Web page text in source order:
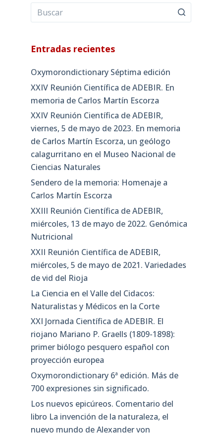
Entradas recientes
Oxymorondictionary Séptima edición
XXIV Reunión Científica de ADEBIR. En
memoria de Carlos Martín Escorza
XXIV Reunión Científica de ADEBIR,
viernes, 5 de mayo de 2023. En memoria
de Carlos Martín Escorza, un geólogo
calagurritano en el Museo Nacional de
Ciencias Naturales
Sendero de la memoria: Homenaje a
Carlos Martín Escorza
XXIII Reunión Científica de ADEBIR,
miércoles, 13 de mayo de 2022. Genómica
Nutricional
XXII Reunión Científica de ADEBIR,
miércoles, 5 de mayo de 2021. Variedades
de vid del Rioja
La Ciencia en el Valle del Cidacos:
Naturalistas y Médicos en la Corte
XXI Jornada Científica de ADEBIR. El
riojano Mariano P. Graells (1809-1898):
primer biólogo pesquero español con
proyección europea
Oxymorondictionary 6ª edición. Más de
700 expresiones sin significado.
Los nuevos epicúreos. Comentario del
libro La invención de la naturaleza, el
nuevo mundo de Alexander von